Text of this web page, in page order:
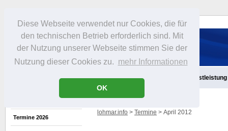
Diese Webseite verwendet nur Cookies, die für
den technischen Betrieb erforderlich sind. Mit
der Nutzung unserer Webseite stimmen Sie der
Nutzung dieser Cookies zu. mehr Informationen
OK
Infos Freizeit Gastronomie Dienstleistung
Termine 2026
lohmar.info > Termine > April 2012